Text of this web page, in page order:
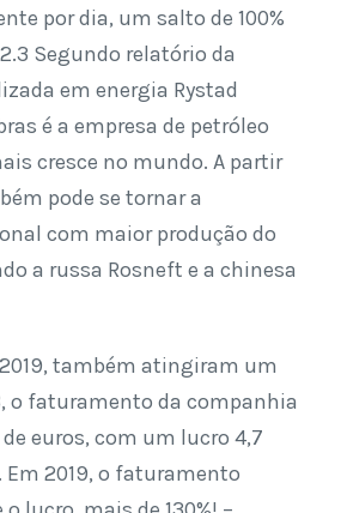
por dia, um salto de 100%
Segundo relatório da
em energia Rystad
é a empresa de petróleo
cresce no mundo. A partir
pode se tornar a
com maior produção do
a russa Rosneft e a chinesa
também atingiram um
o faturamento da companhia
euros, com um lucro 4,7
Em 2019, o faturamento